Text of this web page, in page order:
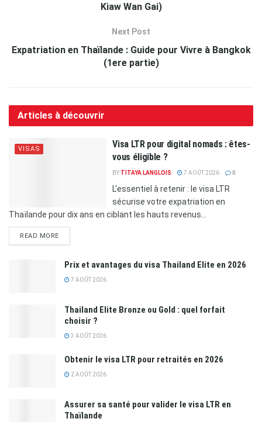
Kiaw Wan Gai)
Next Post
Expatriation en Thaïlande : Guide pour Vivre à Bangkok
(1ere partie)
Articles à découvrir
VISAS
Visa LTR pour digital nomads : êtes-
vous éligible ?
BY TITAYA LANGLOIS 7 AOÛT 2026 0
L'essentiel à retenir : le visa LTR
sécurise votre expatriation en
Thaïlande pour dix ans en ciblant les hauts revenus...
READ MORE
Prix et avantages du visa Thailand Elite en 2026
7 AOÛT 2026
Thailand Elite Bronze ou Gold : quel forfait
choisir ?
3 AOÛT 2026
Obtenir le visa LTR pour retraités en 2026
2 AOÛT 2026
Assurer sa santé pour valider le visa LTR en
Thaïlande